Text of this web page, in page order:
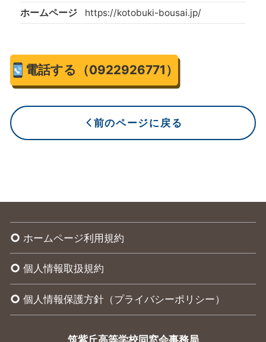
ホームページ
https://kotobuki-bousai.jp/
電話する（0922926771）
arrow_back_ios_new 前のページに戻る
trip_origin ホームページ利用規約
trip_origin 個人情報取扱規約
trip_origin 個人情報保護方針（プライバシーポリシー）
筑紫丘高等学校同窓会事務局